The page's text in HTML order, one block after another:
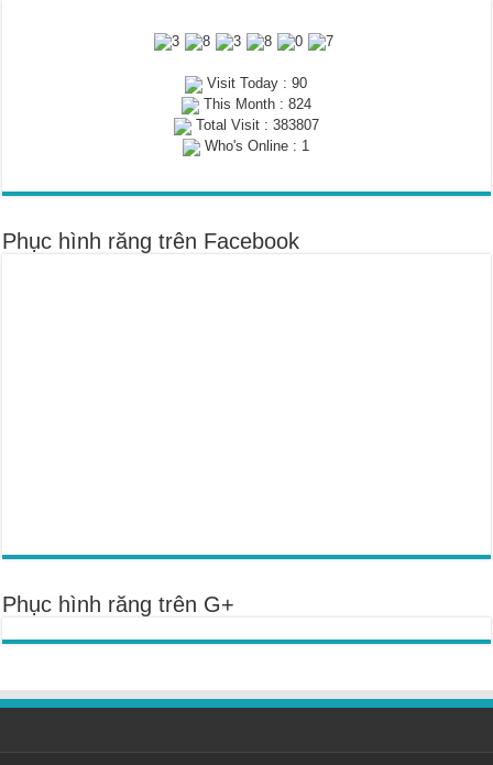
Visit Today : 90
This Month : 824
Total Visit : 383807
Who's Online : 1
Phục hình răng trên Facebook
Phục hình răng trên G+